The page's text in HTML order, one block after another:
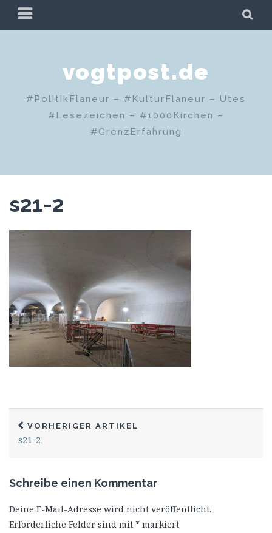
Zum
PRIMÄRES
MENÜ
vogtpost.de
#PolitikFlaneur – #KulturFlaneur – Utes
#Lesezeichen – #1000Kirchen –
#GrenzErfahrung
s21-2
VORHERIGER ARTIKEL
s21-2
Schreibe einen Kommentar
Deine E-Mail-Adresse wird nicht veröffentlicht.
Erforderliche Felder sind mit * markiert